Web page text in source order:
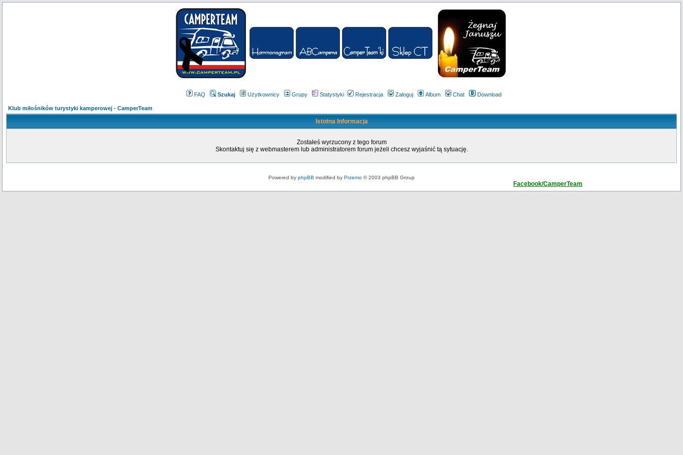
FAQ Szukaj Użytkownicy Grupy Statystyki Rejestracja Zaloguj Album Chat Download
Klub miłośników turystyki kamperowej - CamperTeam
Istotna Informacja
Zostałeś wyrzucony z tego forum
Skontaktuj się z webmasterem lub administratorem forum jeżeli chcesz wyjaśnić tą sytuację.
Powered by phpBB modified by Przemo © 2003 phpBB Group
Facebook/CamperTeam